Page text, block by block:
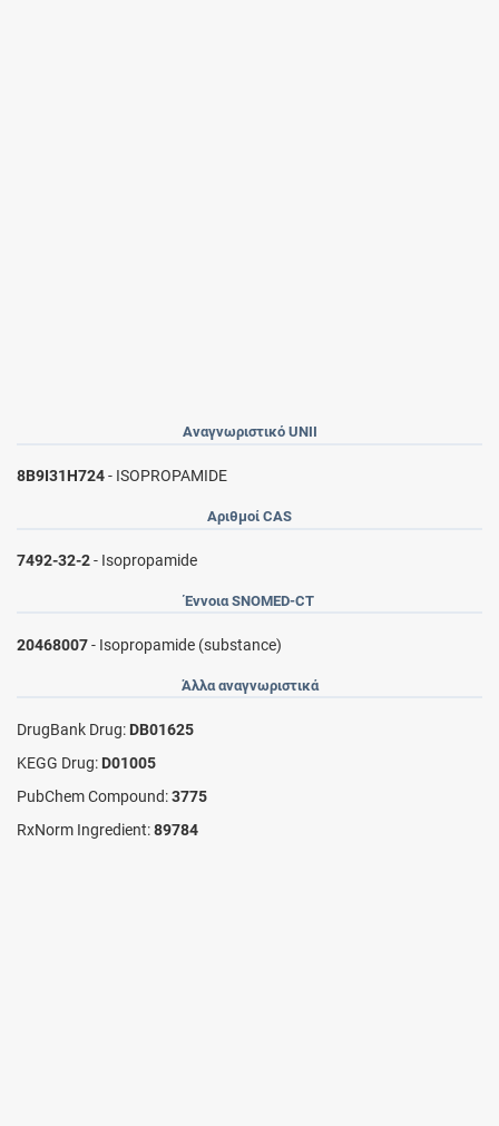
Αναγνωριστικό UNII
8B9I31H724- ISOPROPAMIDE
Αριθμοί CAS
7492-32-2- Isopropamide
Έννοια SNOMED-CT
20468007- Isopropamide (substance)
Άλλα αναγνωριστικά
DrugBank Drug: DB01625
KEGG Drug: D01005
PubChem Compound:3775
RxNorm Ingredient:89784